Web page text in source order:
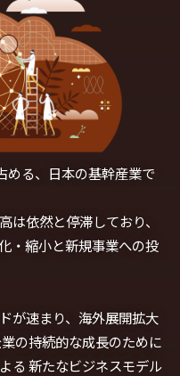
める、日本の基幹産業で
は依然と停滞しており、
・縮小と新規事業への投
が速まり、海外展開拡大
の持続的な成長のために
る新たなビジネスモデル